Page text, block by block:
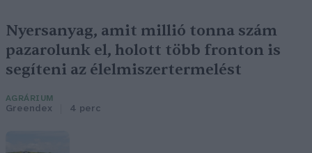
Nyersanyag, amit millió tonna szám
pazarolunk el, holott több fronton is
segíteni az élelmiszertermelést
AGRÁRIUM
Greendex 4 perc